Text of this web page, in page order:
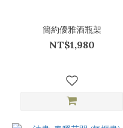
簡約優雅酒瓶架
NT$1,980